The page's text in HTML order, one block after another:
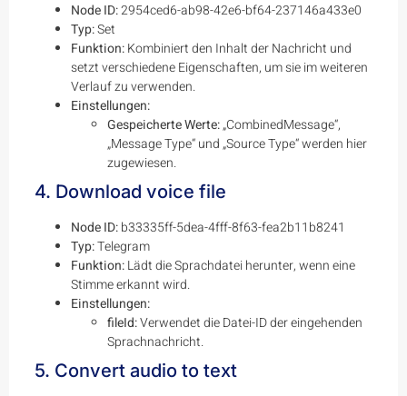
Node ID:2954ced6-ab98-42e6-bf64-237146a433e0
Typ:Set
Funktion:Kombiniert den Inhalt der Nachricht und
setzt verschiedene Eigenschaften, um sie im weiteren
Verlauf zu verwenden.
Einstellungen:
Gespeicherte Werte:„CombinedMessage“,
„Message Type“ und „Source Type“ werden hier
zugewiesen.
4. Download voice file
Node ID:b33335ff-5dea-4fff-8f63-fea2b11b8241
Typ:Telegram
Funktion:Lädt die Sprachdatei herunter, wenn eine
Stimme erkannt wird.
Einstellungen:
fileId:Verwendet die Datei-ID der eingehenden
Sprachnachricht.
5. Convert audio to text